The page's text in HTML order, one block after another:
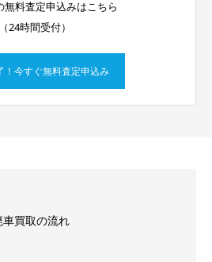
無料査定申込みはこちら
（24時間受付）
！今すぐ無料査定申込み
車買取の流れ